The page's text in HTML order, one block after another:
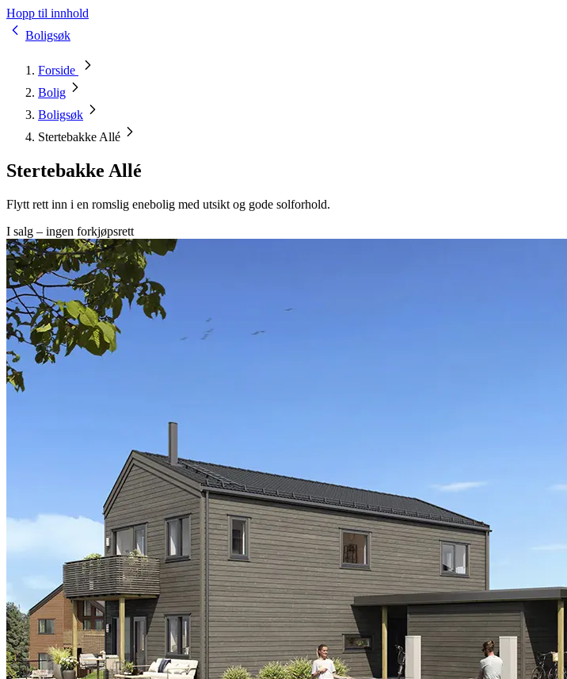
Hopp til innhold
Boligsøk
Forside
Bolig
Boligsøk
Stertebakke Allé
Stertebakke Allé
Flytt rett inn i en romslig enebolig med utsikt og gode solforhold.
I salg – ingen forkjøpsrett